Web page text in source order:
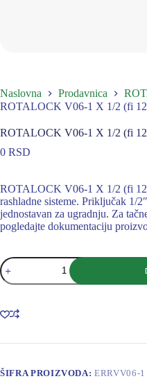
Naslovna Prodavnica
ROTALOCK V06-1 X 1/2 (fi
ROTALOCK V06-1 X 1/2 (fi
0 RSD
ROTALOCK V06-1 X 1/2 (fi 12
rashladne sisteme. Priključak 1/
jednostavan za ugradnju. Za
pogledajte dokumentaciju
ROTALOCK
V06-
1/2
(fi
mm)
ŠIFRA PROIZVODA:ERRVV06-1